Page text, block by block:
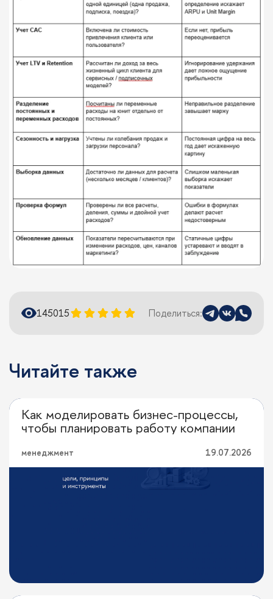
145015 Поделиться:
Читайте также
Перевод с профессионального
Как моделировать бизнес-процессы,
чтобы планировать работу компании
менеджмент 19.07.2026